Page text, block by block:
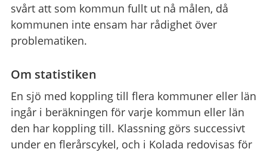
svårt att som kommun fullt ut nå målen, då
kommunen inte ensam har rådighet över
problematiken.
Om statistiken
En sjö med koppling till flera kommuner eller län
ingår i beräkningen för varje kommun eller län
den har koppling till. Klassning görs successivt
under en flerårscykel, och i Kolada redovisas för